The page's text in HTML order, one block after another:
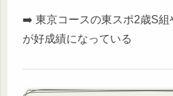
➡️ 東京コースの東スポ2歳S組
が好成績になっている